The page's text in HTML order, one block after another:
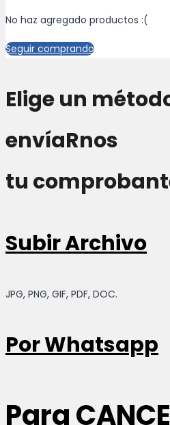
No haz agregado productos :(
Seguir comprando
Elige un
envíaRnos
tu
Subir Archivo
JPG, PNG, GIF, PDF, DOC.
Por Whatsapp
Para